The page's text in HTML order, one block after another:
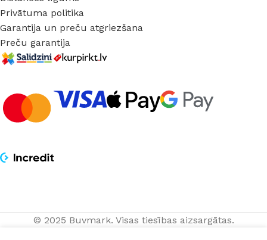
Privātuma politika
Garantija un preču atgriezšana
Preču garantija
© 2025 Buvmark. Visas tiesības aizsargātas.
Piekaramais